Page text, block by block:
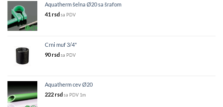
Aquatherm šelna Ø20 sa šrafom
41 rsdsa PDV
Crni muf 3/4"
90rsdsa PDV
Aquatherm cev Ø20
222rsdsa PDV 1m